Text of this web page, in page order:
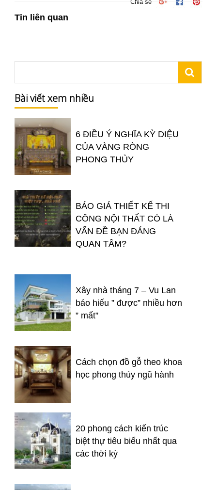
Chia sẻ
Tin liên quan
Bài viết xem nhiều
6 ĐIỀU Ý NGHĨA KỲ DIỆU
CỦA VÀNG RÒNG
PHONG THỦY
BÁO GIÁ THIẾT KẾ THI
CÔNG NỘI THẤT CÓ LÀ
VẤN ĐỀ BẠN ĐÁNG
QUAN TÂM?
Xây nhà tháng 7 – Vu Lan
báo hiếu ” được” nhiều hơn
” mất”
Cách chọn đồ gỗ theo khoa
học phong thủy ngũ hành
20 phong cách kiến trúc
biệt thự tiêu biểu nhất qua
các thời kỳ